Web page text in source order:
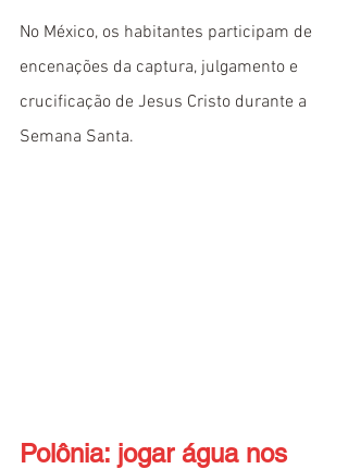
No México, os habitantes participam de
encenações da captura, julgamento e
crucificação de Jesus Cristo durante a
Semana Santa.
Polônia: jogar água nos